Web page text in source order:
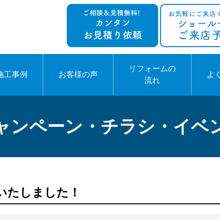
工事例 お客様の声
リフォームの
流れ
よ
ンペーン・チラシ・イベ
たしました！